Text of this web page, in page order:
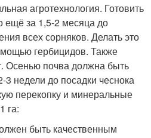
агротехнология. Готовить
ещё за 1,5-2 месяца до
всех сорняков. Делать это
гербицидов. Также
Осенью почва должна быть
3 недели до посадки чеснока
перекопку и минеральные
га:
быть качественным